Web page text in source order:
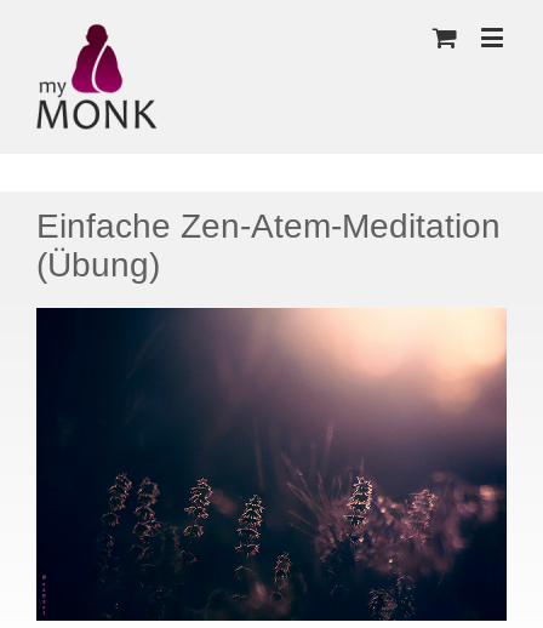
Einfache Zen-Atem-Meditation
(Übung)